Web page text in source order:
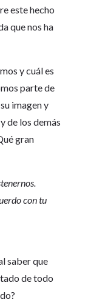
este hecho
que nos ha
y cuál es
parte de
imagen y
de los demás
gran
con tu
saber que
de todo